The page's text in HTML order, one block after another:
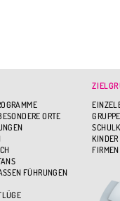
ORTE
FÜHRUNGEN
FIRMEN